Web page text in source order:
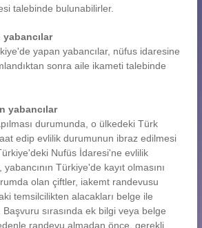
talebinde bulunabilirler.
yapan yabancılar, nüfus idaresine
sonra aile ikameti talebinde
yabancılar
durumunda, o ülkedeki Türk
edip evlilik durumunun ibraz edilmesi
Nufüs İdaresi'ne evlilik
Türkiye'de kayıt olmasını
olan çiftler, iakemt randevusu
temsilcilikten alacakları belge ile
sırasında ek bilgi veya belge
randevu almadan önce, gerekli